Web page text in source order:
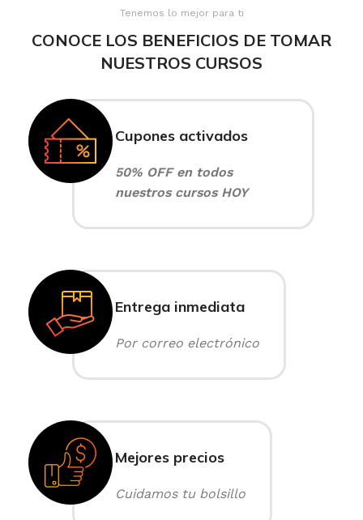
Tenemos lo mejor para ti
CONOCE LOS BENEFICIOS DE TOMAR
NUESTROS CURSOS
Cupones activados
50% OFF en todos
nuestros cursos HOY
Entrega inmediata
Por correo electrónico
Mejores precios
Cuidamos tu bolsillo